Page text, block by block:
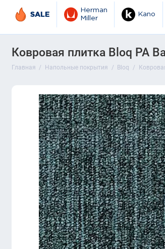
SALE
Herman
Miller
Kano
Ковровая плитка Bloq PA
Главная Напольные покрытия Bloq